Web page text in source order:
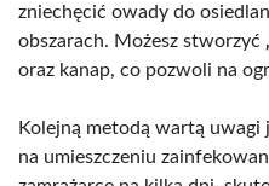
zniechęcić owady do
obszarach. Możesz stworzyć
oraz kanap, co pozwoli na
Kolejną metodą wartą uwagi
na umieszczeniu